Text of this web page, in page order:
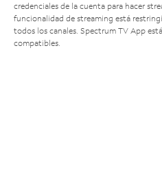
credenciales de la cuenta para hacer
funcionalidad de streaming está
todos los canales. Spectrum TV App
compatibles.